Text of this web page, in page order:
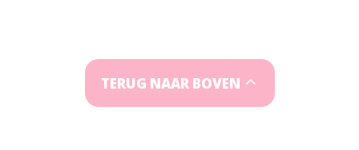
TERUG NAAR BOVEN